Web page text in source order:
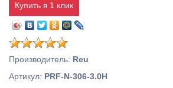
Купить в 1 клик
Производитель: Reu
Артикул: PRF-N-306-3.0H